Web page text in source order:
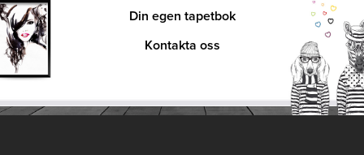
Din egen tapetbok
Kontakta oss